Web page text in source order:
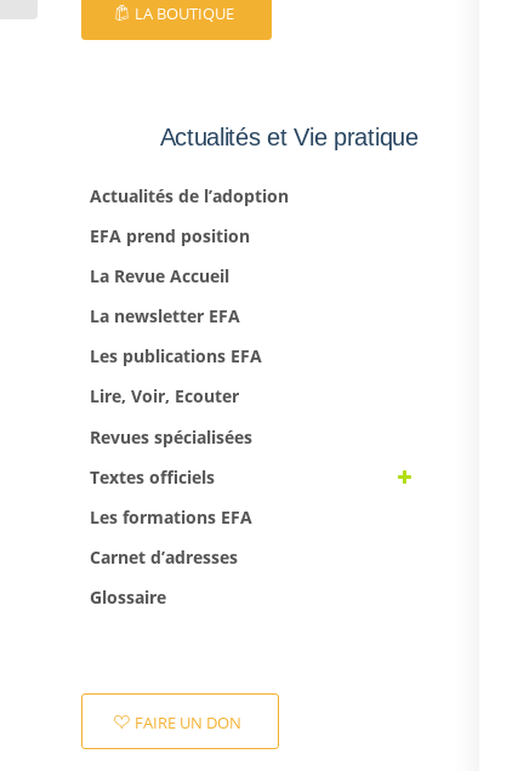
LA BOUTIQUE
Actualités et Vie pratique
Actualités de l’adoption
EFA prend position
La Revue Accueil
La newsletter EFA
Les publications EFA
Lire, Voir, Ecouter
Revues spécialisées
Textes officiels
Les formations EFA
Carnet d’adresses
Glossaire
FAIRE UN DON